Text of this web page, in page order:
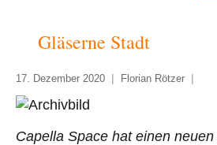
Gläserne Stadt
17. Dezember 2020 Florian Rötzer
Capella Space hat einen